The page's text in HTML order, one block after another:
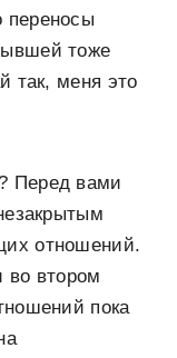
переносы
тоже
так, меня это
Перед вами
отношений.
во втором
пока